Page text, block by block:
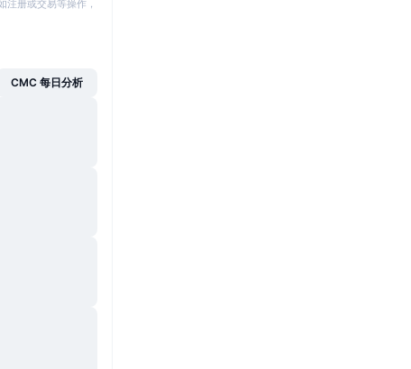
册或交易等操作，
CMC 每日分析